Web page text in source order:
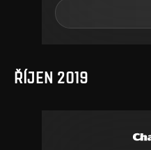
ŘÍJEN 2019